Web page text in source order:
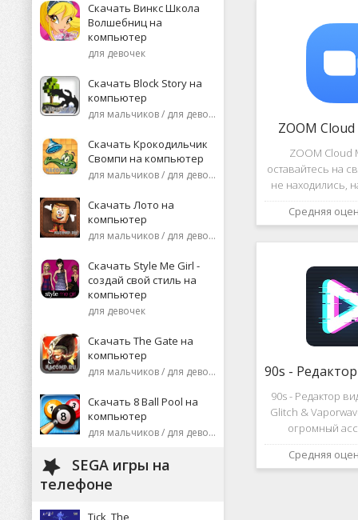
Скачать Винкс Школа
Волшебниц на
компьютер
для девочек
Скачать Block Story на
компьютер
для мальчиков / для девочек
Скачать Крокодильчик
Свомпи на компьютер
для мальчиков / для девочек
Скачать Лото на
компьютер
для мальчиков / для девочек
Скачать Style Me Girl -
создай свой стиль на
компьютер
для девочек
Скачать The Gate на
компьютер
для мальчиков / для девочек
Скачать 8 Ball Pool на
компьютер
для мальчиков / для девочек
SEGA игры на
телефоне
Tick, The
ZOOM
ZOOM Cloud
оставайтесь на
не находились,
или
Средняя
90s - Редактор
Glitch &
огромный
различных
дополнений к
Средняя